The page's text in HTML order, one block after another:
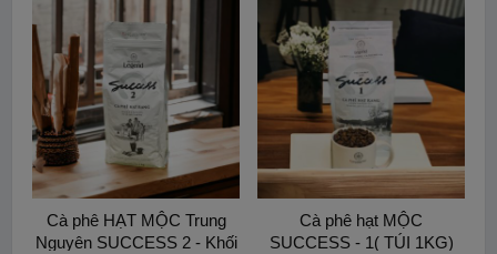
Cà phê HẠT MỘC Trung
Nguyên SUCCESS 2 - Khối
Cà phê hạt MỘC
SUCCESS - 1( TÚI 1KG)